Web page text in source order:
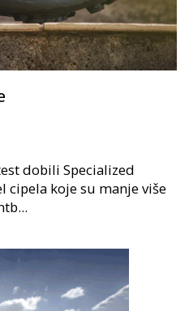
dobili Specialized
cipela koje su manje više